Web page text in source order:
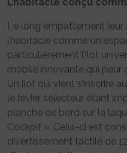
Le long empattement leur
l’habitacle comme un
particulièrement l’îlot
mobile innovante qui peur
Un îlot qui vient s’inscrire
le levier sélecteur étant
planche de bord sur la
Cockpit ». Celui-ci est
divertissement tactile de